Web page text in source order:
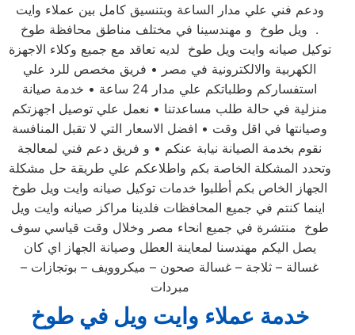
ودعم فني علي مدار الساعة وبتنسيق كامل بين عملاء وايت
ويل طوخ و مهندسينا في مختلف مناطق محافظة طوخ .
توكيل صيانه وايت ويل طوخ لديه تعاقد مع جميع وكلاء الاجهزة
الكهربية والالكترونية في مصر • فريق مخصص للرد علي
استفساركم وطلباتكم علي مدار 24 ساعة • خدمة صيانة
منزلية في حالة طلب مساعدتنا • نعمل علي توصيل اجهزتكم
وصيانتها في اقل وقت • افضل الاسعار التي لا تقبل المنافسة
نقوم بخدمة الصيانة نيابة عنكم • و فريق دعم فني لمعالجة
وتحدد المشكلة الخاصة بكم واطلاعكم علي طريقة حل مشكلة
الجهاز الخاص بكم أطلبوا خدمات توكيل صيانه وايت ويل طوخ
اينما كنتم في جميع المحافظات فلدينا مراكز صيانه وايت ويل
طوخ منتشرة في جميع انحاء مصر وخلال وقت قياسي سوف
يصل اليكم مهندسنا لمعاينة العطل وصيانة الجهاز اي كان
غسالة – ثلاجة – غسالة صحون – ميكروويف – بوتجازات –
مبردات
خدمة عملاء وايت ويل في طوخ